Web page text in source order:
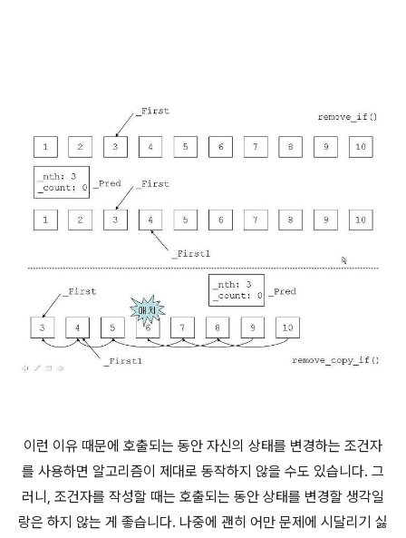
이런 이유 때문에 호출되는 동안 자신의 상태를 변경하는 조건자
를 사용하면 알고리즘이 제대로 동작하지 않을 수도 있습니다. 그
러니, 조건자를 작성할 때는 호출되는 동안 상태를 변경할 생각일
랑은 하지 않는 게 좋습니다. 나중에 괜히 어만 문제에 시달리기 싫